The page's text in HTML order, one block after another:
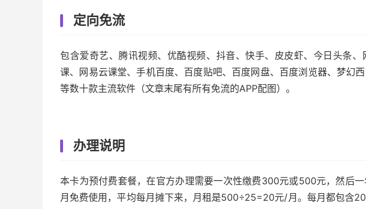
定向免流
包含爱奇艺、腾讯视频、优酷视频、抖音、快手、皮皮虾、今日头条
课、网易云课堂、手机百度、百度贴吧、百度网盘、百度浏览器、梦幻
等数十款主流软件（文章末尾有所有免流的APP配图）。
办理说明
本卡为预付费套餐，在官方办理需要一次性缴费300元或500元，然后
月免费使用，平均每月摊下来，月租是500÷25=20元/月。每月都包含